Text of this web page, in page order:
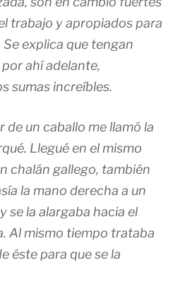
trabajo y apropiados para
explica que tengan
ahí adelante,
sumas increíbles.
de un caballo me llamó la
Llegué en el mismo
chalán gallego, también
la mano derecha a un
se la alargaba hacia el
Al mismo tiempo trataba
éste para que se la